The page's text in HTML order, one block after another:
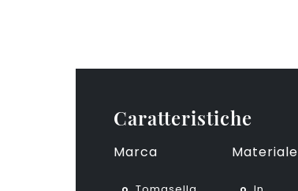
Caratteristiche
Marca Materiale